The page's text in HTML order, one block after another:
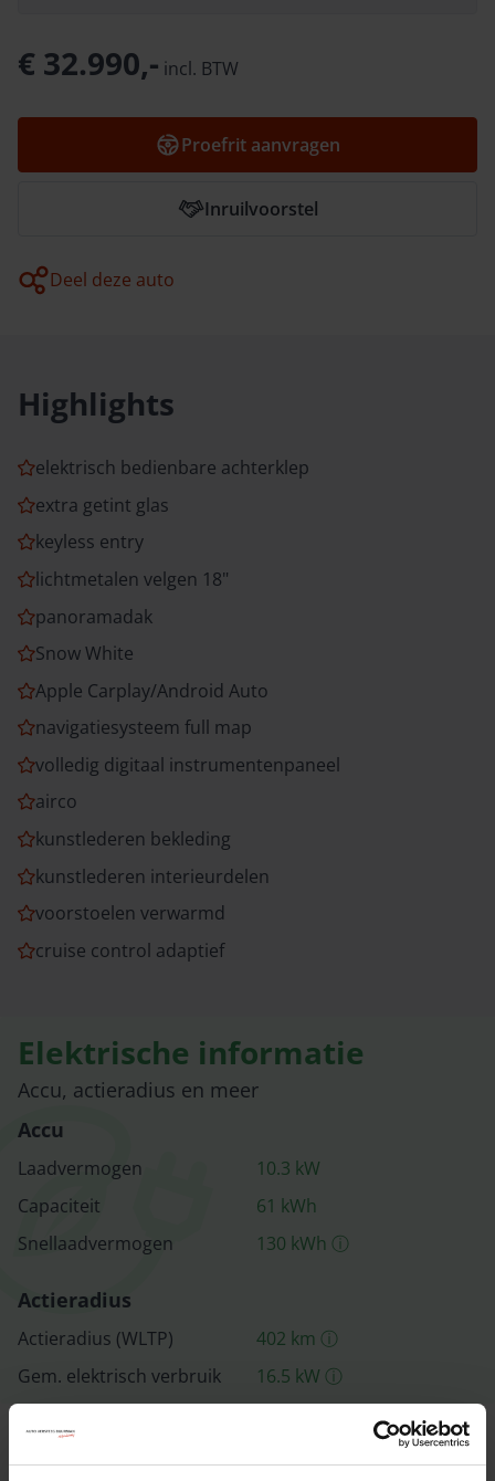
€ 32.990,- incl. BTW
Proefrit aanvragen
Inruilvoorstel
Deel deze auto
Highlights
elektrisch bedienbare achterklep
extra getint glas
keyless entry
lichtmetalen velgen 18"
panoramadak
Snow White
Apple Carplay/Android Auto
navigatiesysteem full map
volledig digitaal instrumentenpaneel
airco
kunstlederen bekleding
kunstlederen interieurdelen
voorstoelen verwarmd
cruise control adaptief
Elektrische informatie
Accu, actieradius en meer
Accu
Laadvermogen 10.3 kW
Capaciteit
61 kWh
Snellaad­vermogen
130 kWh ⓘ
Actieradius
Actieradius (WLTP) 402 km ⓘ
Gem. elektrisch verbruik
16.5 kW ⓘ